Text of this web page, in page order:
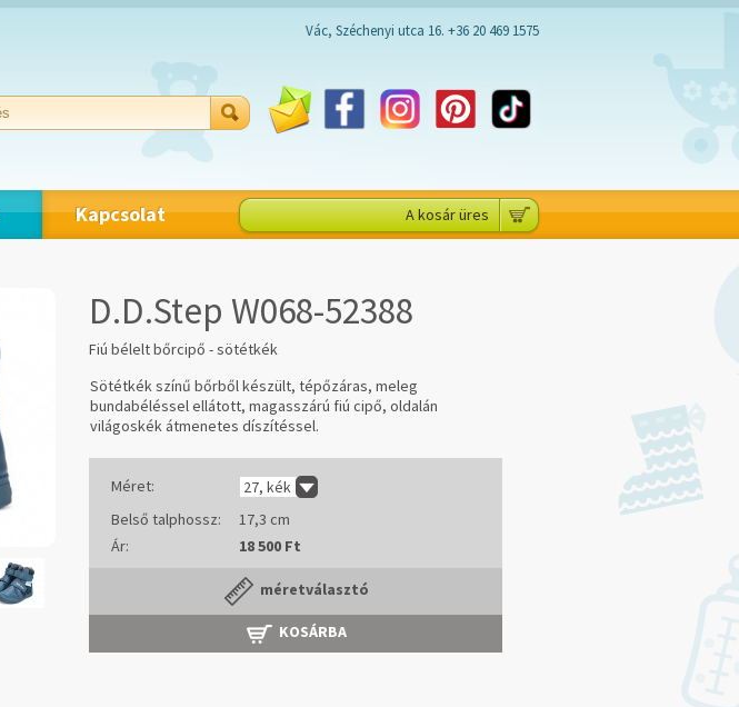
Vác, Széchenyi utca 16. +36 20 469 1575
Kapcsolat A kosár üres
D.D.Step W068-52388
Fiú bélelt bőrcipő - sötétkék
Sötétkék színű bőrből készült, tépőzáras, meleg
bundabéléssel ellátott, magasszárú fiú cipő, oldalán
világoskék átmenetes díszítéssel.
Méret:
27, kék
Belső talphossz:
17,3 cm
Ár:
18 500 Ft
méretválasztó
KOSÁRBA